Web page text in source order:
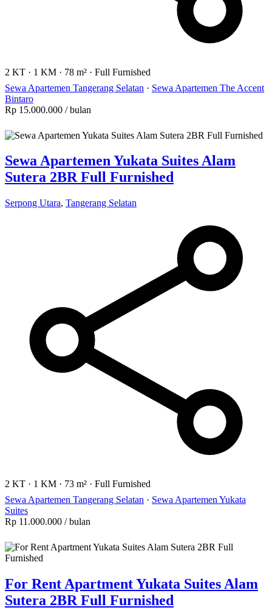
2 KT · 1 KM · 78 m² · Full Furnished
Sewa Apartemen Tangerang Selatan · Sewa Apartemen The Accent
Bintaro
Rp 15.000.000 / bulan
Sewa Apartemen Yukata Suites Alam
Sutera 2BR Full Furnished
Serpong Utara, Tangerang Selatan
2 KT · 1 KM · 73 m² · Full Furnished
Sewa Apartemen Tangerang Selatan · Sewa Apartemen Yukata
Suites
Rp 11.000.000 / bulan
For Rent Apartment Yukata Suites Alam
Sutera 2BR Full Furnished